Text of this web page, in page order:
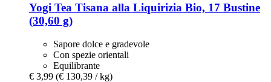
Yogi Tea Tisana alla Liquirizia Bio, 17 Bustine
(30,60 g)
Sapore dolce e gradevole
Con spezie orientali
Equilibrante
€ 3,99 (€ 130,39 / kg)